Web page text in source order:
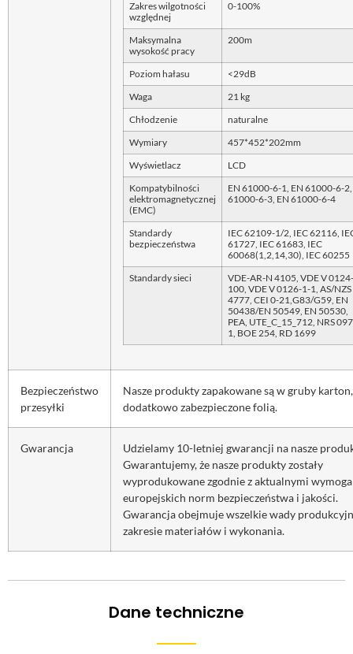
Zakres wilgotności
względnej
0-100%
Maksymalna
wysokość pracy
200m
Poziom hałasu <29dB
Waga 21 kg
Chłodzenie naturalne
Wymiary 457*452*202mm
Wyświetlacz LCD
Kompatybilności
elektromagnetycznej
(EMC)
EN 61000-6-1, EN 61000-6-2,
61000-6-3, EN 61000-6-4
Standardy
bezpieczeństwa
IEC 62109-1/2, IEC 62116,
61727, IEC 61683, IEC
60068(1,2,14,30), IEC 60255
Standardy sieci
VDE-AR-N 4105, VDE V 0124-
100, VDE V 0126-1-1, AS/NZS
4777, CEI 0-21,G83/G59, EN
50438/EN 50549, EN 50530,
PEA, UTE_C_15_712, NRS
1, BOE 254, RD 1699
Bezpieczeństwo
przesyłki
Nasze produkty zapakowane są w gruby karton,
dodatkowo zabezpieczone folią.
Gwarancja
Udzielamy 10-letniej gwarancji na nasze
Gwarantujemy, że nasze produkty zostały
wyprodukowane zgodnie z aktualnymi
europejskich norm bezpieczeństwa i jakości.
Gwarancja obejmuje wszelkie wady
zakresie materiałów i wykonania.
Dane techniczne